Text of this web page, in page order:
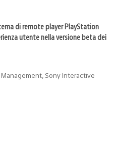
di remote player PlayStation
utente nella versione beta dei
Sony Interactive